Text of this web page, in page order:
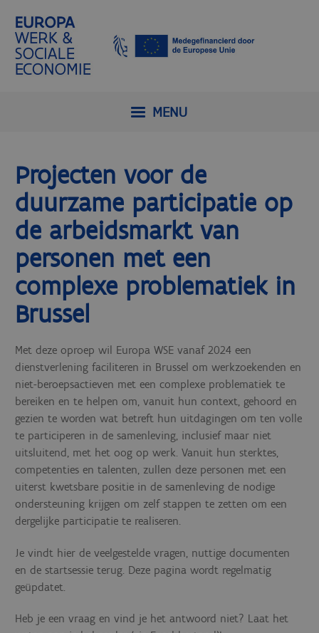
MENU
Projecten voor de
duurzame participatie op
de arbeidsmarkt van
personen met een
complexe problematiek in
Brussel
Met deze oproep wil Europa WSE vanaf 2024 een
dienstverlening faciliteren in Brussel om werkzoekenden en
niet-beroepsactieven met een complexe problematiek te
bereiken en te helpen om, vanuit hun context, gehoord en
gezien te worden wat betreft hun uitdagingen om ten volle
te participeren in de samenleving, inclusief maar niet
uitsluitend, met het oog op werk. Vanuit hun sterktes,
competenties en talenten, zullen deze personen met een
uiterst kwetsbare positie in de samenleving de nodige
ondersteuning krijgen om zelf stappen te zetten om een
dergelijke participatie te realiseren.
Je vindt hier de veelgestelde vragen, nuttige documenten
en de startsessie terug. Deze pagina wordt regelmatig
geüpdatet.
Heb je een vraag en vind je het antwoord niet? Laat het